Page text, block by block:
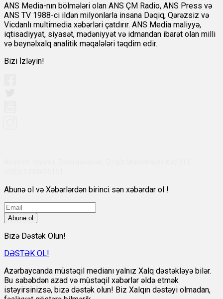
ANS Media-nın bölmələri olan ANS ÇM Radio, ANS Press və
ANS TV 1988-ci ildən milyonlarla insana Dəqiq, Qərəzsiz və
Vicdanlı multimedia xəbərləri çatdırır. ANS Media maliyyə,
iqtisadiyyat, siyasət, mədəniyyət və idmandan ibarət olan milli
və beynəlxalq analitik məqalələri təqdim edir.
Bizi İzləyin!
Abunə ol və Xəbərlərdən birinci sən xəbərdar ol !
Abunə ol
Bizə Dəstək Olun!
DƏSTƏK OL!
Azərbaycanda müstəqil medianı yalnız Xalq dəstəkləyə bilər.
Bu səbəbdən azad və müstəqil xəbərlər əldə etmək
istəyirsinizsə, bizə dəstək olun! Biz Xalqın dəstəyi olmadan,